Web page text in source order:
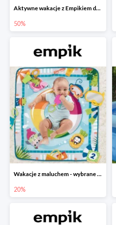
Aktywne wakacje z Empikiem do -50%
50%
Wakacje z maluchem - wybrane zabawki Fisher-Price w Empiku-20%
20%